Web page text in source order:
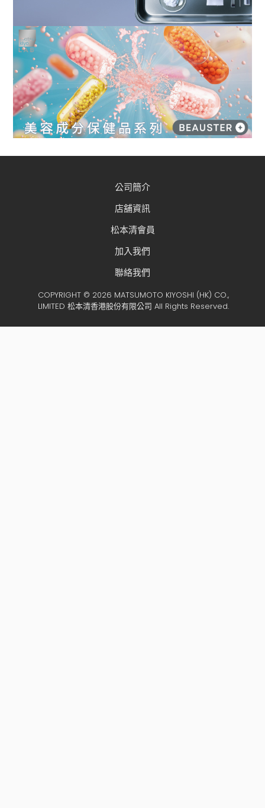
公司簡介
店舖資訊
松本清會員
加入我們
聯絡我們
COPYRIGHT © 2026 MATSUMOTO KIYOSHI (HK) CO.,
LIMITED 松本清香港股份有限公司 All Rights Reserved.